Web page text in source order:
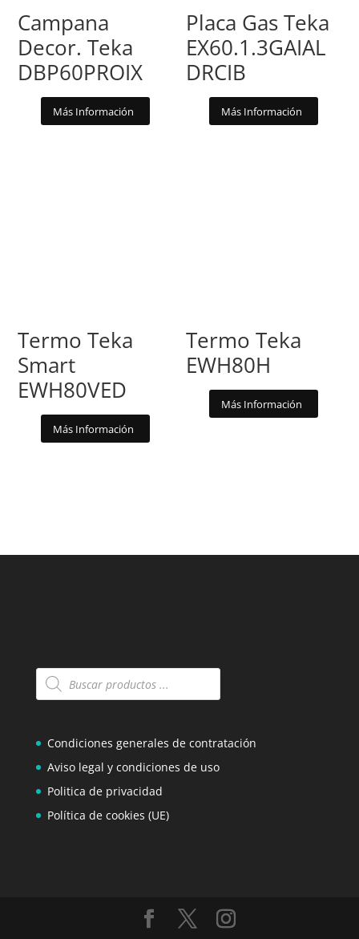
Campana
Decor. Teka
DBP60PROIX
Más Información
Placa Gas Teka
EX60.1.3GAIAL
DRCIB
Más Información
Termo Teka
Smart
EWH80VED
Más Información
Termo Teka
EWH80H
Más Información
Búsqueda
de
Condiciones generales de contratación
Aviso legal y condiciones de uso
Politica de privacidad
Política de cookies (UE)